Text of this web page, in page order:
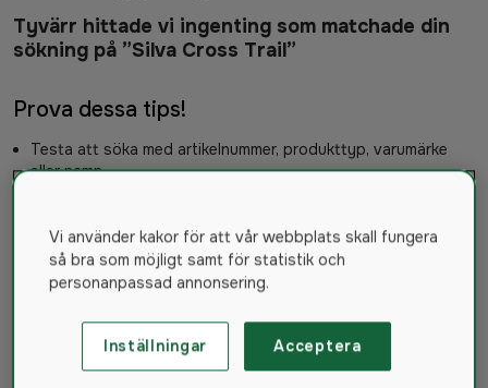
Tyvärr hittade vi ingenting som matchade din
sökning på ”Silva Cross Trail”
Prova dessa tips!
Testa att söka med artikelnummer, produkttyp, varumärke
eller namn
Om du fortfarande behöver hjälp kan du kontakta vår
kundtjänst på telefon0345-40 000ellerinfo@hylte-
lantman.com
Populära sökningar
Vi använder kakor för att vår webbplats skall fungera
så bra som möjligt samt för statistik och
personanpassad annonsering.
Inställningar Acceptera